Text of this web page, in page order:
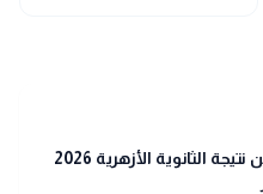
رابط شغال الآن.. استعلم عن نتيجة الثانوية الأزهرية 2026